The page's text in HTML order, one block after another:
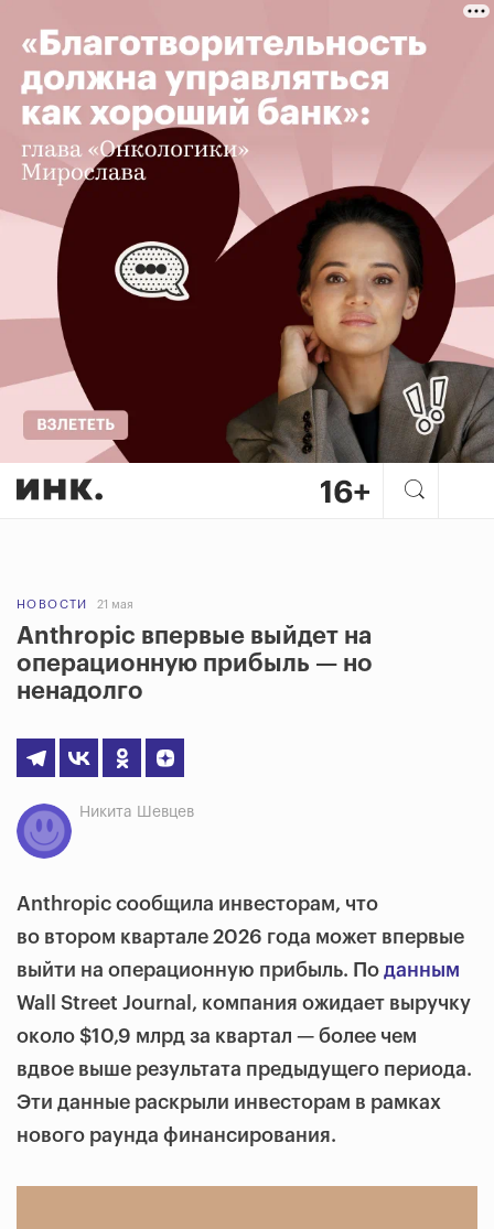
НОВОСТИ 21 мая
Anthropic впервые выйдет на
операционную прибыль — но
ненадолго
Никита Шевцев
Anthropic сообщила инвесторам, что
во втором квартале 2026 года может впервые
выйти на операционную прибыль. По данным
Wall Street Journal, компания ожидает выручку
около $10,9 млрд за квартал — более чем
вдвое выше результата предыдущего периода.
Эти данные раскрыли инвесторам в рамках
нового раунда финансирования.